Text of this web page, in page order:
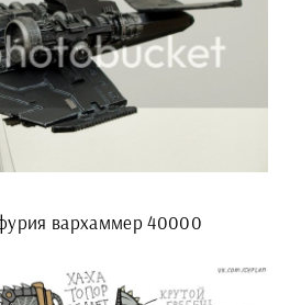
вархаммер 40000